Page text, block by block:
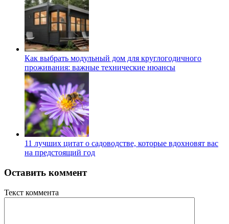
Как выбрать модульный дом для круглогодичного
проживания: важные технические нюансы
11 лучших цитат о садоводстве, которые вдохновят вас
на предстоящий год
Оставить коммент
Текст коммента